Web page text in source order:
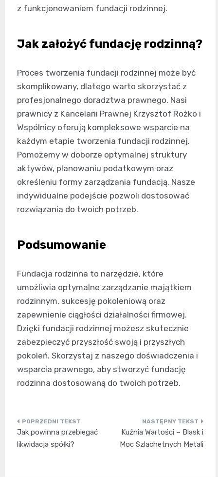
z funkcjonowaniem fundacji rodzinnej.
Jak założyć fundację rodzinną?
Proces tworzenia fundacji rodzinnej może być
skomplikowany, dlatego warto skorzystać z
profesjonalnego doradztwa prawnego. Nasi
prawnicy z Kancelarii Prawnej Krzysztof Rożko i
Wspólnicy oferują kompleksowe wsparcie na
każdym etapie tworzenia fundacji rodzinnej.
Pomożemy w doborze optymalnej struktury
aktywów, planowaniu podatkowym oraz
określeniu formy zarządzania fundacją. Nasze
indywidualne podejście pozwoli dostosować
rozwiązania do twoich potrzeb.
Podsumowanie
Fundacja rodzinna to narzędzie, które
umożliwia optymalne zarządzanie majątkiem
rodzinnym, sukcesję pokoleniową oraz
zapewnienie ciągłości działalności firmowej.
Dzięki fundacji rodzinnej możesz skutecznie
zabezpieczyć przyszłość swoją i przyszłych
pokoleń. Skorzystaj z naszego doświadczenia i
wsparcia prawnego, aby stworzyć fundację
rodzinna dostosowaną do twoich potrzeb.
Nawigacja
wpisu
Jak powinna przebiegać
likwidacja spółki?
Kuźnia Wartości – Blask i
Moc Szlachetnych Metali